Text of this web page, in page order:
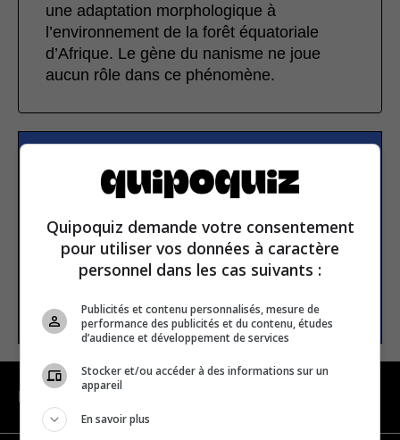
une adaptation morphologique à
l’environnement de la forêt équatoriale
d’Afrique. Le gène du nanisme ne joue
aucun rôle dans ce phénomène.
S’inscrire à la newsletter
E-mail
S’INSCRIRE
NAVIGATION
Quipoquiz demande votre consentement
pour utiliser vos données à caractère
personnel dans les cas suivants :
Publicités et contenu personnalisés, mesure de
performance des publicités et du contenu, études
d’audience et développement de services
Stocker et/ou accéder à des informations sur un
appareil
En savoir plus